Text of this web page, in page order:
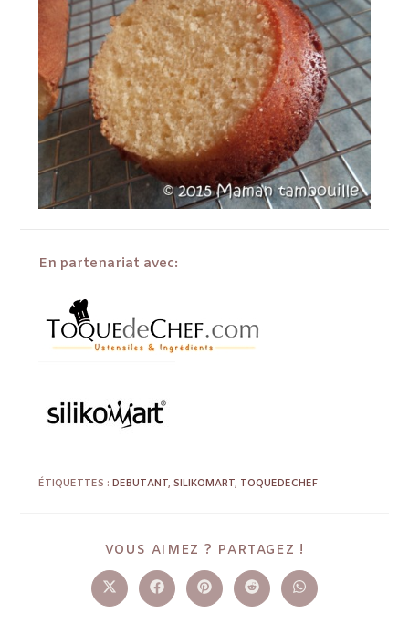
En partenariat avec:
ÉTIQUETTES :DEBUTANT, SILIKOMART, TOQUEDECHEF
VOUS AIMEZ ? PARTAGEZ !